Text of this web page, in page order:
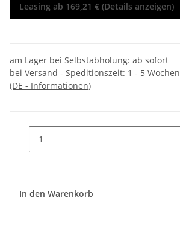
Leasing ab 169,21 € (Details anzeigen)
am Lager bei Selbstabholung: ab sofort
bei Versand - Speditionszeit: 1 - 5 Wochen
(DE - Informationen)
In den Warenkorb